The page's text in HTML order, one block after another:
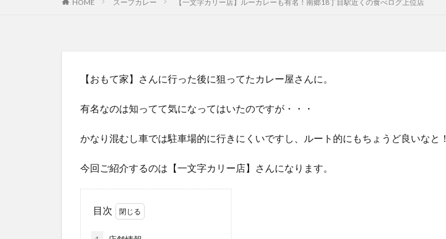
HOME スープカレー 【一文字カリー店】ルーカレーも有名！南郷18丁目駅近くの食べログ上位店
【おもて家】さんに行った後に狙ってたカレー屋さんに。
有名なのは知ってて気になってはいたのですが・・・
かなり混むし車では駐車場的に行きにくいですし、ルート的にもちょうど良いなと！
今回ご紹介するのは【一文字カリー店】さんになります。
目次